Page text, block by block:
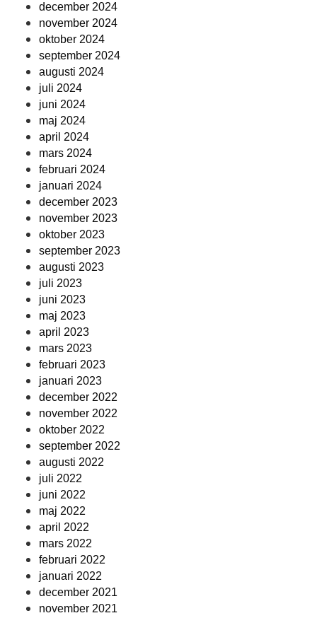
december 2024
november 2024
oktober 2024
september 2024
augusti 2024
juli 2024
juni 2024
maj 2024
april 2024
mars 2024
februari 2024
januari 2024
december 2023
november 2023
oktober 2023
september 2023
augusti 2023
juli 2023
juni 2023
maj 2023
april 2023
mars 2023
februari 2023
januari 2023
december 2022
november 2022
oktober 2022
september 2022
augusti 2022
juli 2022
juni 2022
maj 2022
april 2022
mars 2022
februari 2022
januari 2022
december 2021
november 2021